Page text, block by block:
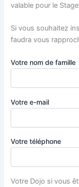
valable pour le
Si vous souhaitez
faudra vous
Votre nom de famille
Votre e-mail
Votre téléphone
Votre Dojo si vous